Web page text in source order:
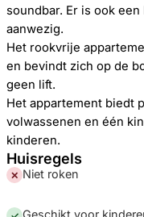
soundbar. Er is ook
aanwezig.
Het rookvrije
en bevindt zich op de
geen lift.
Het appartement biedt
volwassenen en één
kinderen.
Huisregels
✕ Niet roken
Geschikt voor